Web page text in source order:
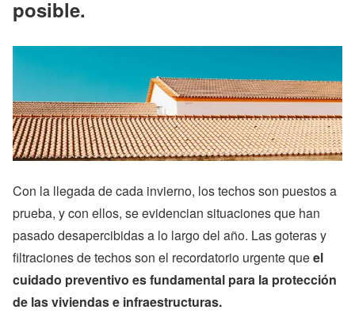
posible.
Con la llegada de cada invierno, los techos son puestos a
prueba, y con ellos, se evidencian situaciones que han
pasado desapercibidas a lo largo del año. Las goteras y
filtraciones de techos son el recordatorio urgente queel
cuidado preventivo es fundamental para la protección
de las viviendas e infraestructuras.